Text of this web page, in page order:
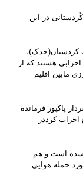
در این
کردستان(حدک)،
هستند که از
مابین اقلیم
پاکپور فرمانده
احزاب کرددر
۰۶:۰۰ امروز آغاز شده است و هم
حمله هوایی